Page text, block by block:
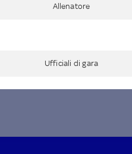
Allenatore
Ufficiali di gara